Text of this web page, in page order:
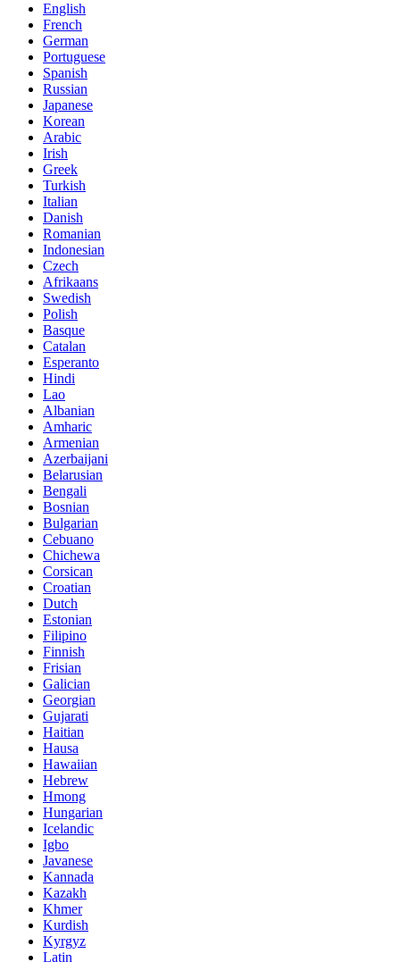
English
French
German
Portuguese
Spanish
Russian
Japanese
Korean
Arabic
Irish
Greek
Turkish
Italian
Danish
Romanian
Indonesian
Czech
Afrikaans
Swedish
Polish
Basque
Catalan
Esperanto
Hindi
Lao
Albanian
Amharic
Armenian
Azerbaijani
Belarusian
Bengali
Bosnian
Bulgarian
Cebuano
Chichewa
Corsican
Croatian
Dutch
Estonian
Filipino
Finnish
Frisian
Galician
Georgian
Gujarati
Haitian
Hausa
Hawaiian
Hebrew
Hmong
Hungarian
Icelandic
Igbo
Javanese
Kannada
Kazakh
Khmer
Kurdish
Kyrgyz
Latin